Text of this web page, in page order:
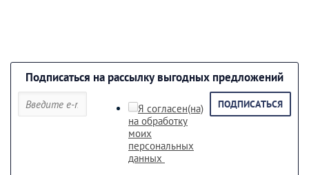
Подписаться на рассылку выгодных предложений
Я согласен(на)
на обработку
моих
персональных
данных
ПОДПИСАТЬСЯ